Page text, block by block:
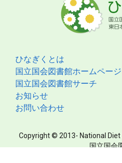
ひなぎくとは
国立国会図書館ホームページ
国立国会図書館サーチ
お知らせ
お問い合わせ
Copyright © 2013- National Diet